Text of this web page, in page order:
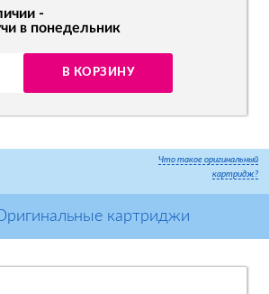
-
в понедельник
В КОРЗИНУ
Что такое оригинальный
картридж?
картриджи